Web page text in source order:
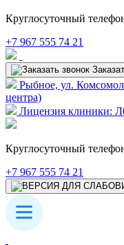
Круглосуточный
+7 967 555 74 21
Рыбное, ул.
центра)
Лицензия клиники:
Круглосуточный
+7 967 555 74 21